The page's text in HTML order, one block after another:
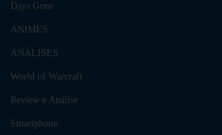
Days Gone
ANIMES
ANÁLISES
World of Warcraft
Review e Análise
Smartphone